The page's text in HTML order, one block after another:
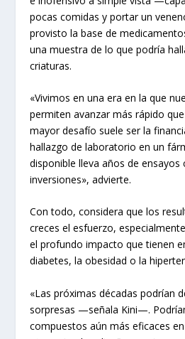
pocas comidas y portar un
provisto la base de
una muestra de lo que podría
criaturas.
«Vivimos en una era en la que
permiten avanzar más rápido
mayor desafío suele ser la
hallazgo de laboratorio en un
disponible lleva años de ensayos
inversiones», advierte.
Con todo, considera que los
creces el esfuerzo,
el profundo impacto que tienen
diabetes, la obesidad o la
«Las próximas décadas podrían
sorpresas —señala Kini—.
compuestos aún más eficaces